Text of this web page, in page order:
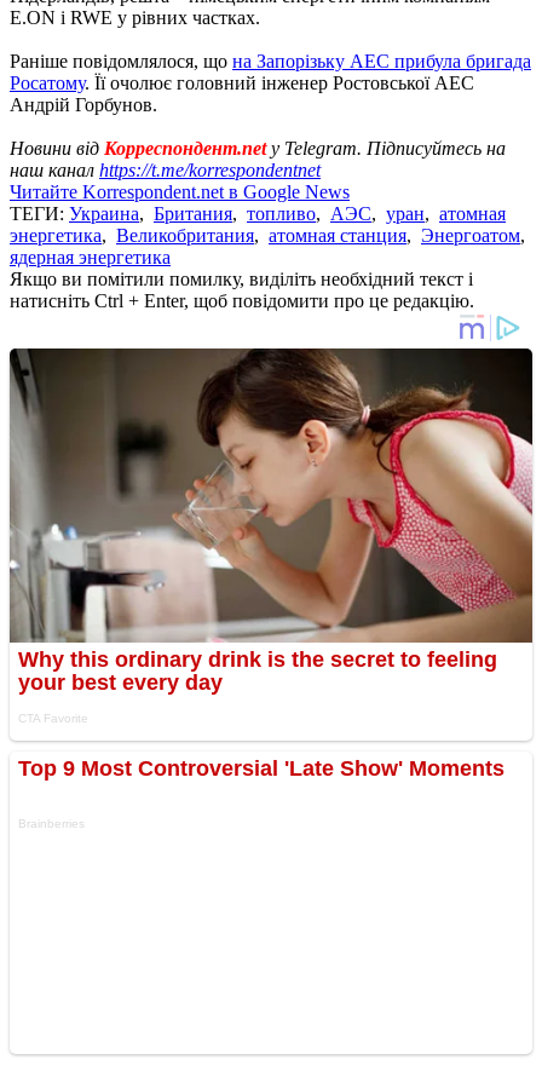
E.ON і RWE у рівних частках.
Раніше повідомлялося, що на Запорізьку АЕС прибула бригада
Росатому. Її очолює головний інженер Ростовської АЕС
Андрій Горбунов.
Новини від Корреспондент.netу Telegram. Підписуйтесь на
наш канал https://t.me/korrespondentnet
Читайте Korrespondent.net в Google News
ТЕГИ: Украина, Британия, топливо, АЭС, уран, атомная
энергетика, Великобритания, атомная станция, Энергоатом,
ядерная энергетика
Якщо ви помітили помилку, виділіть необхідний текст і
натисніть Ctrl + Enter, щоб повідомити про це редакцію.